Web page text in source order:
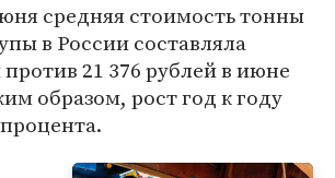
средняя стоимость тонны
в России составляла
против 21 376 рублей в июне
образом, рост год к году